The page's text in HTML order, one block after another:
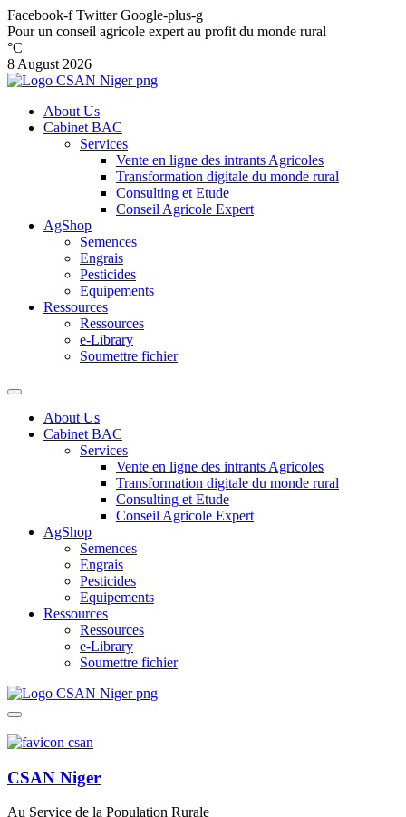
Facebook-f Twitter Google-plus-g
Pour un conseil agricole expert au profit du monde rural
°C
8 August 2026
About Us
Cabinet BAC
Services
Vente en ligne des intrants Agricoles
Transformation digitale du monde rural
Consulting et Etude
Conseil Agricole Expert
AgShop
Semences
Engrais
Pesticides
Equipements
Ressources
Ressources
e-Library
Soumettre fichier
About Us
Cabinet BAC
Services
Vente en ligne des intrants Agricoles
Transformation digitale du monde rural
Consulting et Etude
Conseil Agricole Expert
AgShop
Semences
Engrais
Pesticides
Equipements
Ressources
Ressources
e-Library
Soumettre fichier
CSAN Niger
Au Service de la Population Rurale